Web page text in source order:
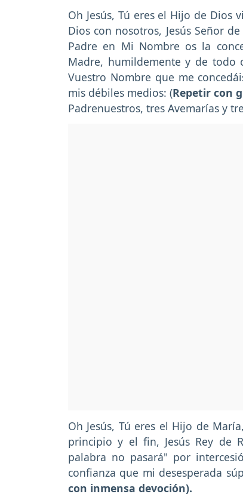
Oh Jesús, Tú eres el Hijo de Dios
Dios con nosotros, Jesús Señor
Padre en Mi Nombre os la
Madre, humildemente y de todo
Vuestro Nombre que me
mis débiles medios: (Repetir con
Padrenuestros, tres Avemarías y
Oh Jesús, Tú eres el Hijo de
principio y el fin, Jesús Rey de
palabra no pasará" por
confianza que mi desesperada
con inmensa devoción).